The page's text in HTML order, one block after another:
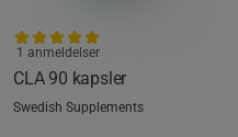
CLA 90 kapsler
1 anmeldelser
Swedish Supplements